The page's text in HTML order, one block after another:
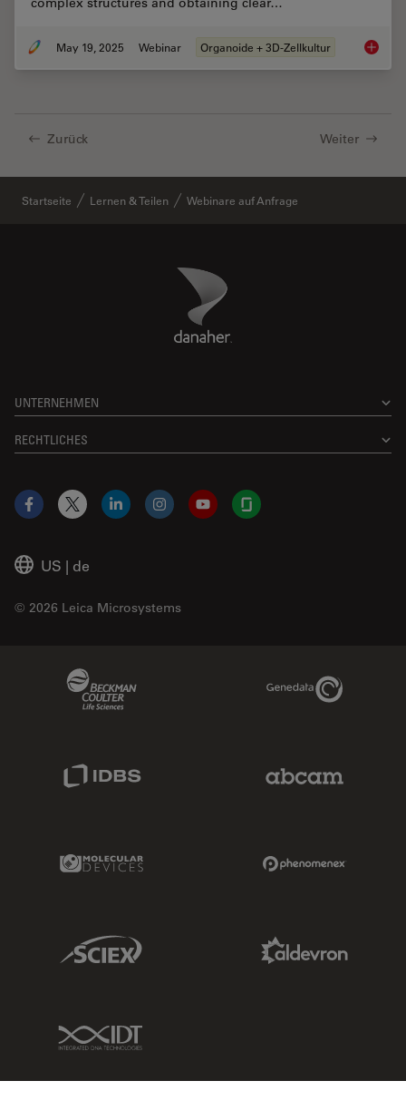
May 19, 2025 Webinar Organoide + 3D-Zellkultur
Zurück Weiter
Startseite Lernen & Teilen Webinare auf Anfrage
Danaher Logo
UNTERNEHMEN
RECHTLICHES
US | de
© 2026 Leica Microsystems
Facebook
X LinkedInInstagramYouTubeGlassdoor
Genedata Link
Molecular Devices Link
Sciex Link
IDT Link